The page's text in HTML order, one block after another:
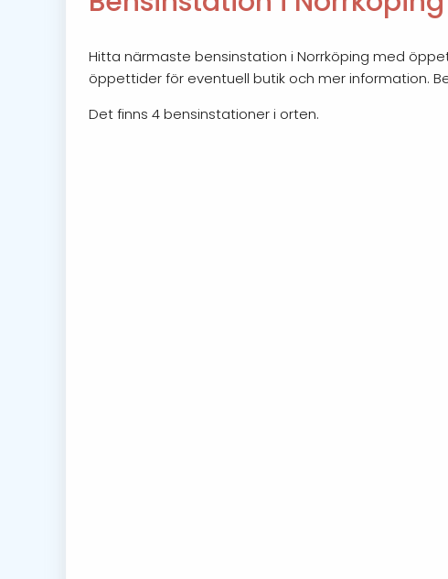
Hitta närmaste bensinstation i Norrköping med
öppettider för eventuell butik och mer information.
Det finns 4 bensinstationer i orten.